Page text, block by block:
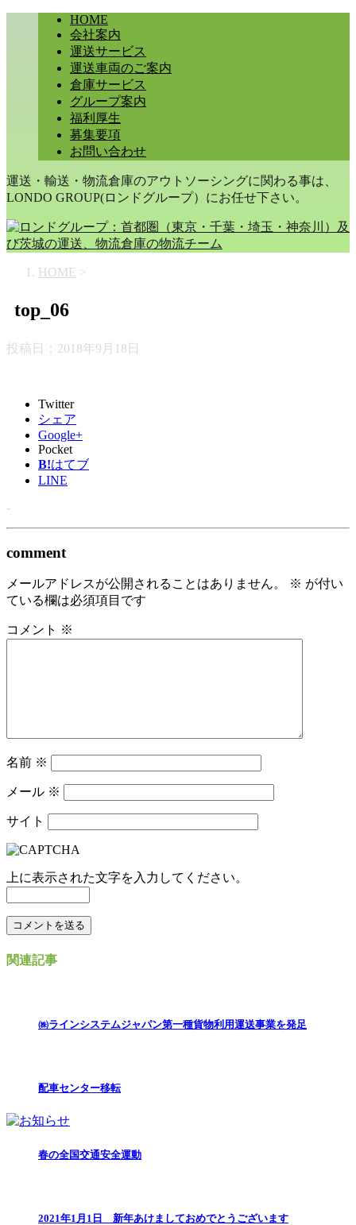
HOME
会社案内
運送サービス
運送車両のご案内
倉庫サービス
グループ案内
福利厚生
募集要項
お問い合わせ
運送・輸送・物流倉庫のアウトソーシングに関わる事は、
LONDO GROUP(ロンドグループ）にお任せ下さい。
HOME >
top_06
投稿日： 2018年9月18日
Twitter
シェア
Google+
Pocket
B!はてブ
LINE
-
comment
メールアドレスが公開されることはありません。 ※ が付い
ている欄は必須項目です
コメント ※
名前 ※
メール ※
サイト
上に表示された文字を入力してください。
関連記事
㈱ラインシステムジャパン第一種貨物利用運送事業を発足
配車センター移転
春の全国交通安全運動
2021年1月1日 新年あけましておめでとうございます